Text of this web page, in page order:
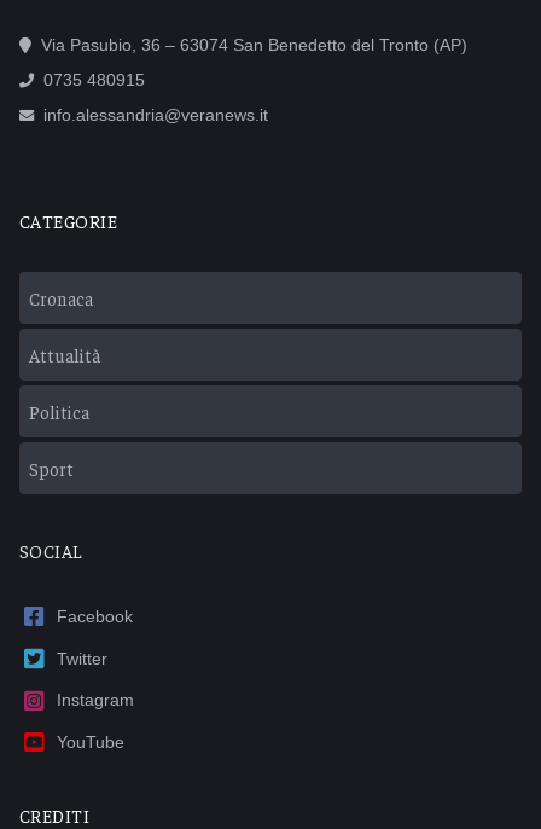
Via Pasubio, 36 – 63074 San Benedetto del Tronto (AP)
0735 480915
info.alessandria@veranews.it
CATEGORIE
Cronaca
Attualità
Politica
Sport
SOCIAL
Facebook
Twitter
Instagram
YouTube
CREDITI